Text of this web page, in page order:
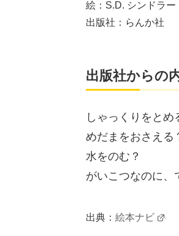
絵：S.D. シンドラー
出版社：らんか社
出版社からの
しゃっくりをとめ
めだまをおさえる
水をのむ？
がいこつなのに、
出典： 絵本ナビ